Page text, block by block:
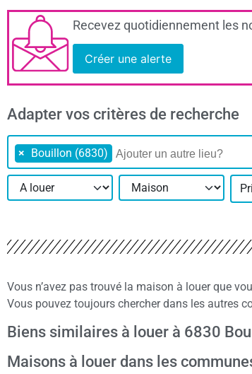
Recevez quotidiennement les
Créer une alerte
Adapter vos critères de recherche
× Bouillon (6830)
Vous n’avez pas trouvé la maison à louer que
Vous pouvez toujours chercher dans les autres
Biens similaires à louer à 6830
Maisons à louer dans les